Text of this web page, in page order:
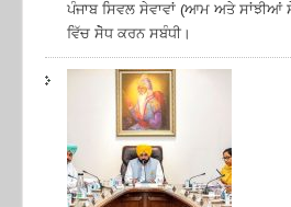
ਪੰਜਾਬ ਸਿਵਲ ਸੇਵਾਵਾਂ (ਆਮ ਅਤੇ ਸਾਂਝੀਆਂ
ਵਿੱਚ ਸੇੋਧ ਕਰਨ ਸਬੰਧੀ।